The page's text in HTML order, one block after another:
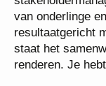
optimaliseren
relaties. Je bent
verhoudingen en